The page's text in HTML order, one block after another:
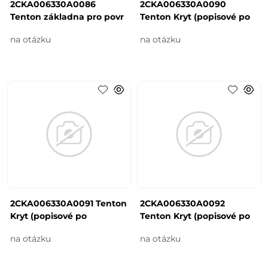
2CKA006330A0086
Tenton základna pro povr
na otázku
2CKA006330A0090
Tenton Kryt (popisové po
na otázku
2CKA006330A0091 Tenton
Kryt (popisové po
na otázku
2CKA006330A0092
Tenton Kryt (popisové po
na otázku